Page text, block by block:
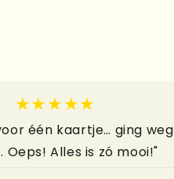
Kado's
★★★★★
één kaartje… ging weg
Oeps! Alles is zó mooi!"